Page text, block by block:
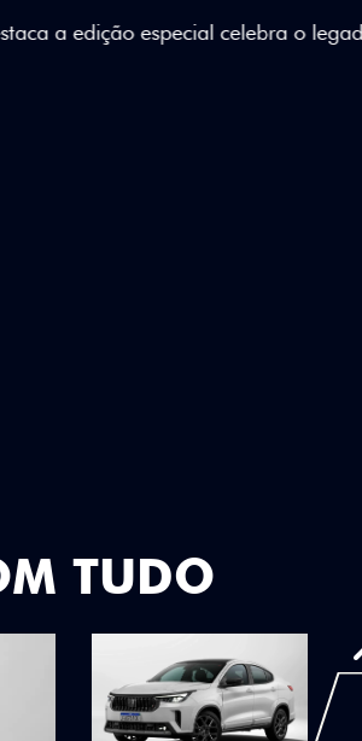
e detalhes em Citrus Green criam
TUDO